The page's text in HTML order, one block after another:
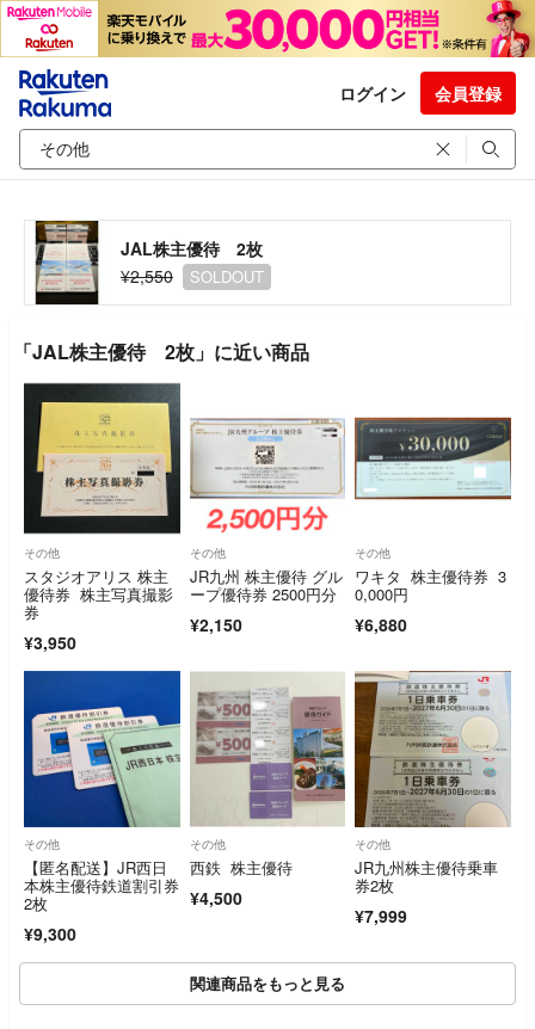
ログイン 会員登録
JAL株主優待 2枚
¥2,550
SOLDOUT
「JAL株主優待 2枚」に近い商品
その他
スタジオアリス 株主
優待券 株主写真撮影
券
¥3,950
その他
JR九州 株主優待 グル
ープ優待券 2500円分
¥2,150
その他
ワキタ 株主優待券 3
0,000円
¥6,880
その他
【匿名配送】JR西日
本株主優待鉄道割引券
2枚
¥9,300
その他
西鉄 株主優待
¥4,500
その他
JR九州株主優待乗車
券2枚
¥7,999
関連商品をもっと見る